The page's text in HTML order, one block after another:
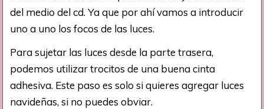
del medio del cd. Ya que por ahí vamos a introducir
uno a uno los focos de las luces.
Para sujetar las luces desde la parte trasera,
podemos utilizar trocitos de una buena cinta
adhesiva. Este paso es solo si quieres agregar luces
navideñas, si no puedes obviar.